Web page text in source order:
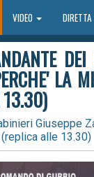
VIDEO
LA
13.30)
Giuseppe
alle 13.30)